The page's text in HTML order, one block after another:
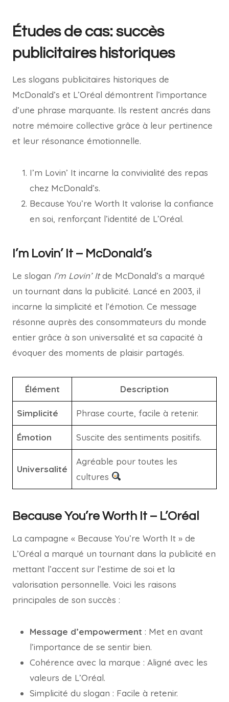
Études de cas: succès
publicitaires historiques
Les slogans publicitaires historiques de
McDonald’s et L’Oréal démontrent l’importance
d’une phrase marquante. Ils restent ancrés dans
notre mémoire collective grâce à leur pertinence
et leur résonance émotionnelle.
I’m Lovin’ It incarne la convivialité des repas
chez McDonald’s.
Because You’re Worth It valorise la confiance
en soi, renforçant l’identité de L’Oréal.
I’m Lovin’ It – McDonald’s
Le slogan I’m Lovin’ Itde McDonald’s a marqué
un tournant dans la publicité. Lancé en 2003, il
incarne la simplicité et l’émotion. Ce message
résonne auprès des consommateurs du monde
entier grâce à son universalité et sa capacité à
évoquer des moments de plaisir partagés.
Élément Description
Simplicité Phrase courte, facile à retenir.
Émotion Suscite des sentiments positifs.
Universalité
Agréable pour toutes les
cultures
Because You’re Worth It – L’Oréal
La campagne « Because You’re Worth It » de
L’Oréal a marqué un tournant dans la publicité en
mettant l’accent sur l’estime de soi et la
valorisation personnelle. Voici les raisons
principales de son succès :
Message d’empowerment : Met en avant
l’importance de se sentir bien.
Cohérence avec la marque : Aligné avec les
valeurs de L’Oréal.
Simplicité du slogan : Facile à retenir.